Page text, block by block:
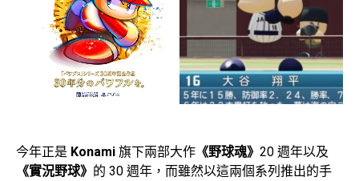
今年正是 Konami 旗下兩部大作 《野球魂》 20 週年以及
《實況野球》 的 30 週年，而雖然以這兩個系列推出的手